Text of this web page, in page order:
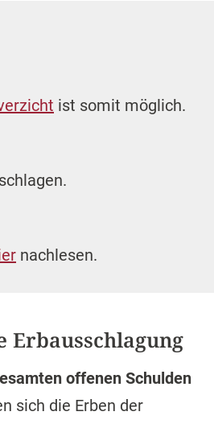
ist somit möglich.
nachlesen.
Erbausschlagung
offenen Schulden
sich die Erben der